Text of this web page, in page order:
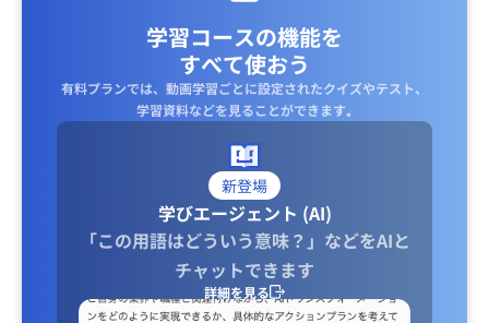
学習コースの機能を
すべて使おう
有料プランでは、動画学習ごとに設定されたクイズやテスト、
学習資料などを見ることができます｡
新登場
学びエージェント (AI)
「この用語はどういう意味？」などをAIと
チャットできます
詳細を見る